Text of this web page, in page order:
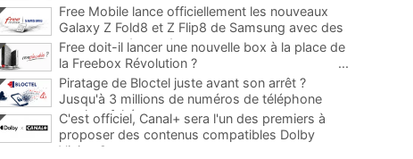
Free Mobile lance officiellement les nouveaux
Galaxy Z Fold8 et Z Flip8 de Samsung avec des
promos et des cadeaux
...
Free doit-il lancer une nouvelle box à la place de
la Freebox Révolution ?
...
Piratage de Bloctel juste avant son arrêt ?
Jusqu'à 3 millions de numéros de téléphone
auraient fuité
C'est officiel, Canal+ sera l'un des premiers à
proposer des contenus compatibles Dolby
Vision 2